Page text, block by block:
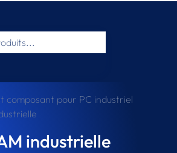
composant pour PC industriel
industrielle